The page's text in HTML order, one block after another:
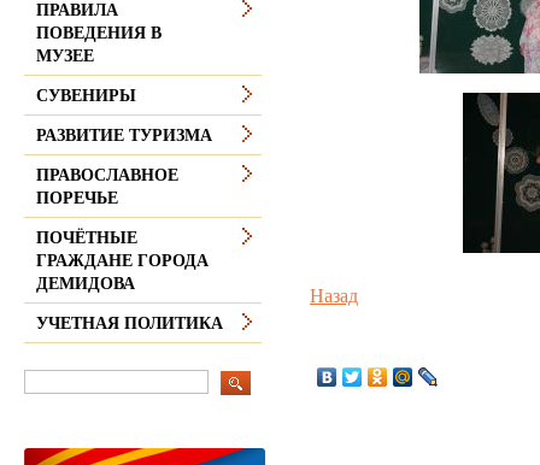
Назад
ПРАВИЛА
ПОВЕДЕНИЯ В
МУЗЕЕ
СУВЕНИРЫ
РАЗВИТИЕ ТУРИЗМА
ПРАВОСЛАВНОЕ
ПОРЕЧЬЕ
ПОЧЁТНЫЕ
ГРАЖДАНЕ ГОРОДА
ДЕМИДОВА
УЧЕТНАЯ ПОЛИТИКА